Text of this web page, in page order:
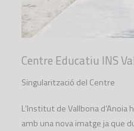
Centre Educatiu INS
Singularització del Centre
L’Institut de Vallbona
amb una nova imatge ja que